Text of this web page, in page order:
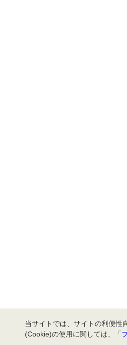
当サイトでは、サイトの利便性
(Cookie)の使用に関しては、「